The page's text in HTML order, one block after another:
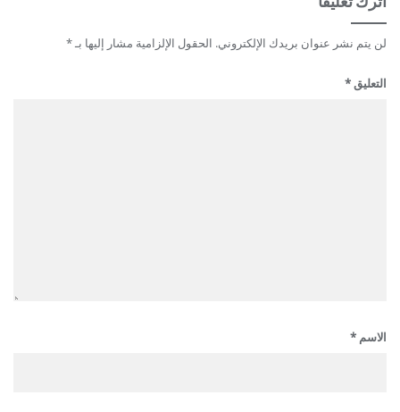
لن يتم نشر عنوان بريدك الإلكتروني. الحقول الإلزامية مشار إليها بـ*
التعليق*
الاسم *